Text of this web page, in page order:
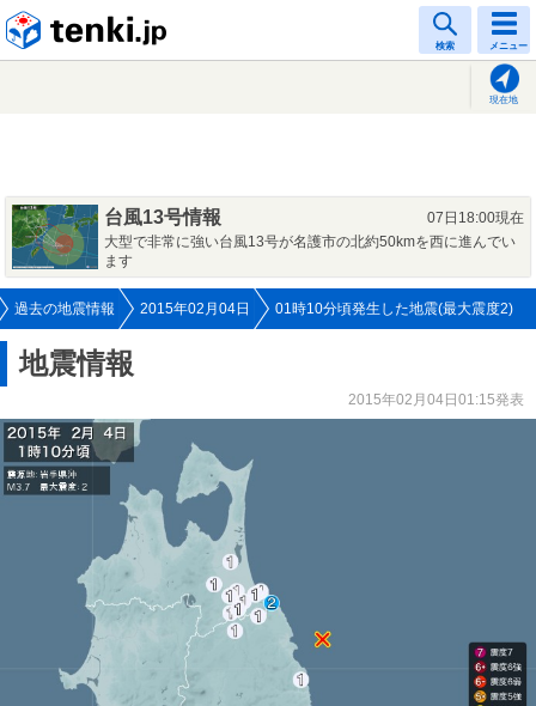
検索 メニュー
現在地
台風13号情報
07日18:00現在
大型で非常に強い台風13号が名護市の北約50kmを西に進んでい
ます
過去の地震情報 2015年02月04日 01時10分頃発生した地震(最大震度2)
地震情報
2015年02月04日01:15発表